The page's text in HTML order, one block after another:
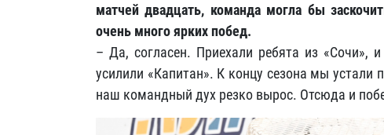
матчей двадцать, команда могла бы
очень много ярких побед.
– Да, согласен. Приехали ребята из «Сочи»,
усилили «Капитан». К концу сезона мы устали
наш командный дух резко вырос. Отсюда и